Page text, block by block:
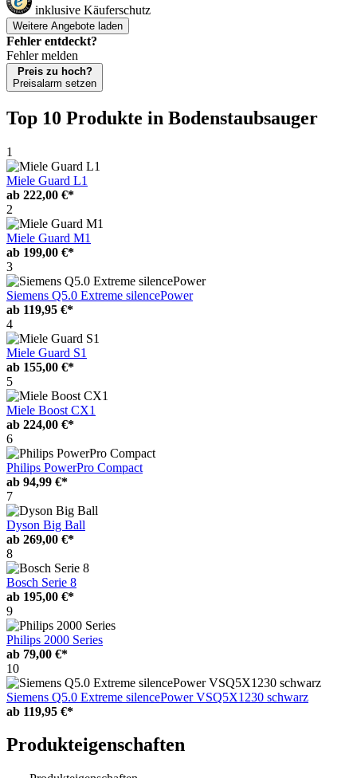
inklusive Käuferschutz
Weitere Angebote laden
Fehler entdeckt?
Fehler melden
Preis zu hoch?
Preisalarm setzen
Top 10 Produkte in Bodenstaubsauger
1
Miele Guard L1
ab 222,00 €*
2
Miele Guard M1
ab 199,00 €*
3
Siemens Q5.0 Extreme silencePower
ab 119,95 €*
4
Miele Guard S1
ab 155,00 €*
5
Miele Boost CX1
ab 224,00 €*
6
Philips PowerPro Compact
ab 94,99 €*
7
Dyson Big Ball
ab 269,00 €*
8
Bosch Serie 8
ab 195,00 €*
9
Philips 2000 Series
ab 79,00 €*
10
Siemens Q5.0 Extreme silencePower VSQ5X1230 schwarz
ab 119,95 €*
Produkteigenschaften